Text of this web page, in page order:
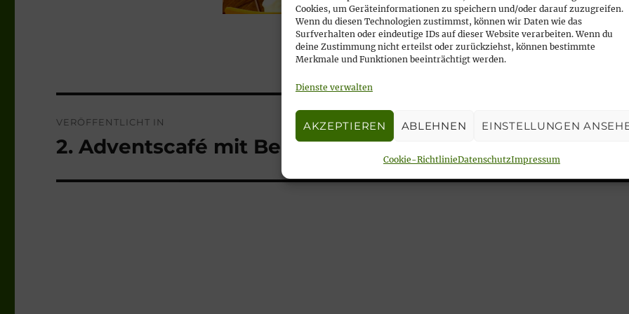
Cookies, um Geräteinformationen zu speichern und/oder darauf zuzugreifen.
Wenn du diesen Technologien zustimmst, können wir Daten wie das
Surfverhalten oder eindeutige IDs auf dieser Website verarbeiten. Wenn du
deine Zustimmung nicht erteilst oder zurückziehst, können bestimmte
Merkmale und Funktionen beeinträchtigt werden.
Dienste verwalten
AKZEPTIEREN ABLEHNEN EINSTELLUNGEN
Cookie-RichtlinieDatenschutzImpressum
VERÖFFENTLICHT IN
2. Adventscafé mit Bezirksvorsteherin a.D. Ulrike Zich